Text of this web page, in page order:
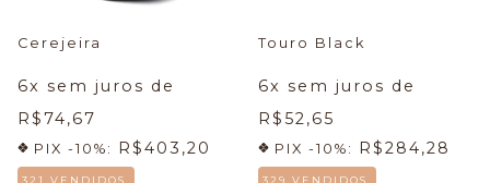
Cerejeira
6x sem juros de
R$74,67
PIX -10%: R$403,20
321 VENDIDOS.
Touro Black
6x sem juros de
R$52,65
PIX -10%: R$284,28
329 VENDIDOS.